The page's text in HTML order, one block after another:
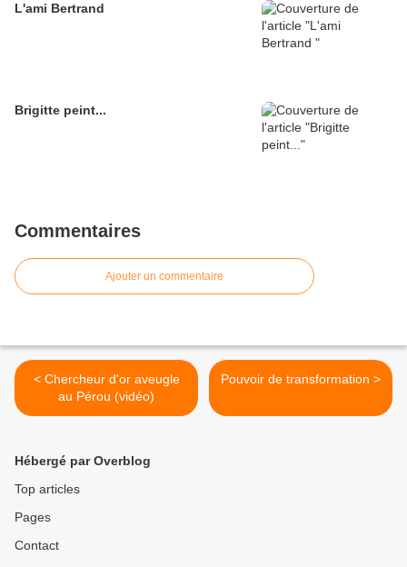
L'ami Bertrand
Brigitte peint...
Commentaires
Ajouter un commentaire
< Chercheur d'or aveugle
au Pérou (vidéo)
Pouvoir de transformation >
Hébergé par Overblog
Top articles
Pages
Contact